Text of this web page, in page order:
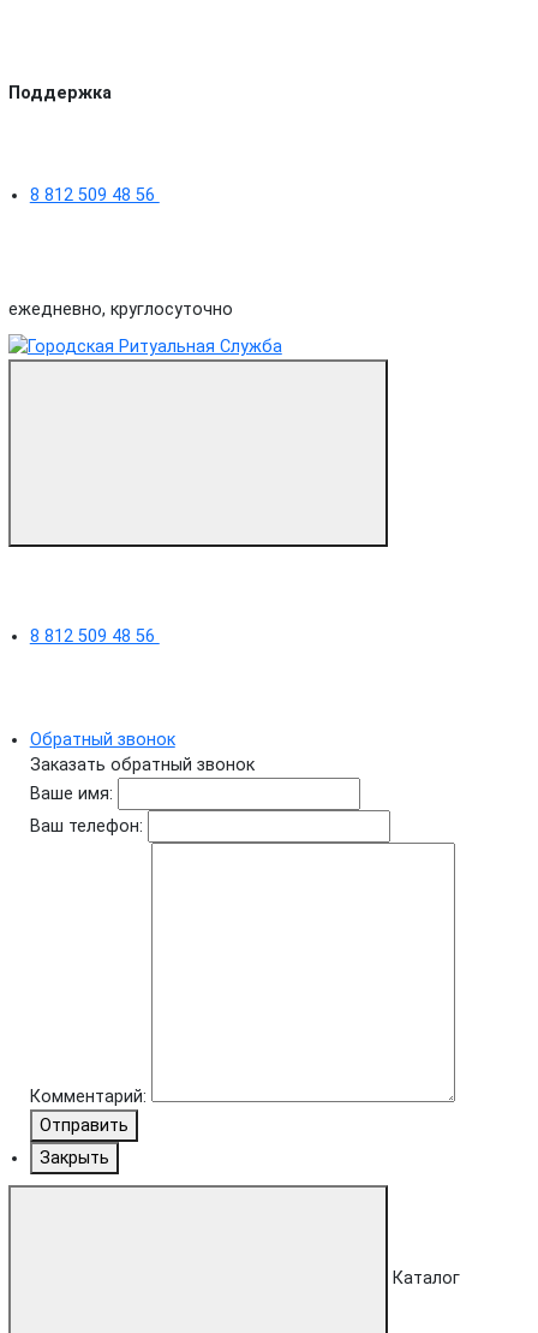
Поддержка
8 812 509 48 56
ежедневно, круглосуточно
8 812 509 48 56
Обратный звонок
Заказать обратный звонок
Ваше имя:
Ваш телефон:
Комментарий:
Отправить
Закрыть
Каталог